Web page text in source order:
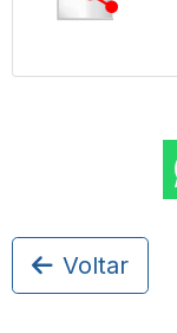
Voltar